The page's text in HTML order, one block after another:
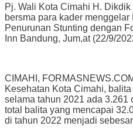
Pj. Wali Kota Cimahi H.
bersma para kader
Penurunan Stunting dengan
Inn Bandung, Jum,at (22/9/
CIMAHI,
Kesehatan Kota Cimahi,
selama tahun 2021 ada 3.261
total balita yang mencapai
di tahun 2022 menjadi